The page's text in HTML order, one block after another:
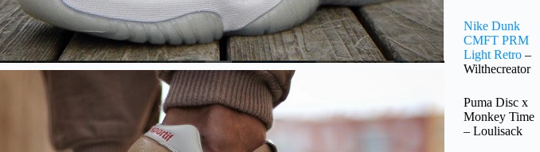
Nike Dunk
CMFT PRM
Light Retro –
Wilthecreator
Puma Disc x
Monkey Time
– Loulisack